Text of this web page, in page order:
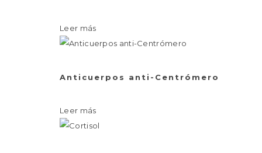
Leer más
Anticuerpos anti-Centrómero
Leer más